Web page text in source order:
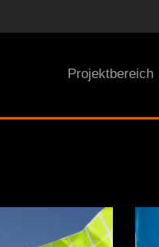
Projektbereich